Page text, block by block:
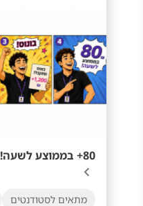
80+ בממוצע לשעה! תחילת עבודה מיידית!
מתאים לסטודנטים